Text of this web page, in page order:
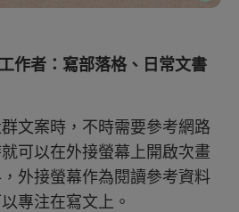
作者：寫部落格、日常文書
文案時，不時需要參考網路
可以在外接螢幕上開啟次畫
外接螢幕作為閱讀參考資料
專注在寫文上。